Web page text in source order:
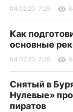
04.02.20, 7:29
Как
основные
04.02.20, 7:28
Снятый в
Нулевые»
пиратов